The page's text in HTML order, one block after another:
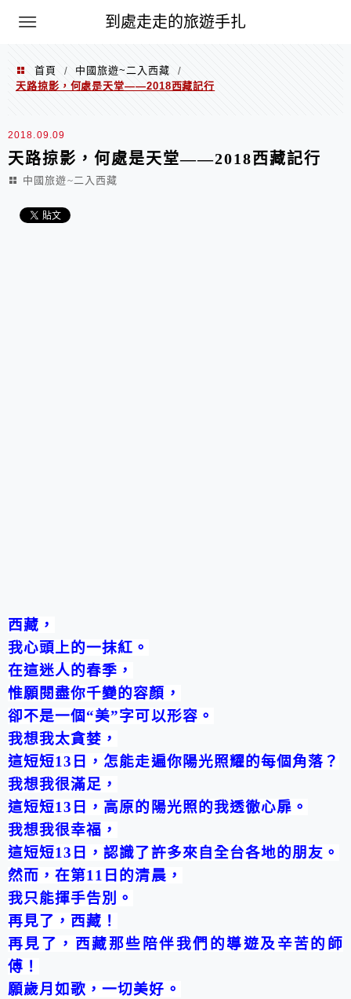
到處走走的旅遊手扎
首頁 / 中國旅遊~二入西藏
/
天路掠影，何處是天堂——2018西藏記行
2018.09.09
天路掠影，何處是天堂——2018西藏記行
中國旅遊~二入西藏
西藏，
我心頭上的一抹紅。
在這迷人的春季，
惟願閱盡你千變的容顏，
卻不是一個“美”字可以形容。
我想我太貪婪，
這短短13 日，怎能走遍你陽光照耀的每個角落？
我想我很滿足，
這短短13 日，高原的陽光照的我透徹心扉。
我想我很幸福，
這短短13 日，認識了許多來自全台各地的朋友。
然而，在第11 日的清晨，
我只能揮手告別。
再見了，西藏！
再見了，西藏那些陪伴我們的導遊及辛苦的師
傅！
願歲月如歌，一切美好。